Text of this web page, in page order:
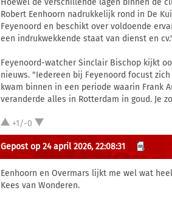
Hoewel de verschillende lagen binnen de
Robert Eenhoorn nadrukkelijk rond in De
Feyenoord en beschikt over voldoende
een indrukwekkende staat van dienst en
Feyenoord-watcher Sinclair Bischop kijkt
nieuws. "Iedereen bij Feyenoord focust
kwam binnen in een periode waarin Frank
veranderde alles in Rotterdam in goud. Je
+1/-0
Gepost op 24 april 2026, 22:08:31
Eenhoorn en Overmars lijkt me wel wat
Kees van Wonderen.